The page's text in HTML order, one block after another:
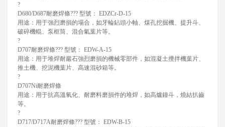
?
D680/D687耐磨焊條??? 型號： EDZCr-D-15
用途：用于強烈磨損的場合，如牙輪鉆頭小軸、煤孔挖掘機、提升斗、
破碎機輥、泵框筒、混合氣葉片等。
?
D707耐磨焊條??? 型號： EDW-A-15
用途：用于堆焊耐巖石強烈磨損的機械零部件，如混凝土攪拌機葉片、
推土機、挖泥機葉片、高速混砂箱等。
?
D707Ni耐磨焊條
用途：用于抗高溫氧化、耐磨料磨損件的堆焊，如高爐鐘斗，燒結扒齒
等。
?
D717/D717A耐磨焊條??? 型號： EDW-B-15